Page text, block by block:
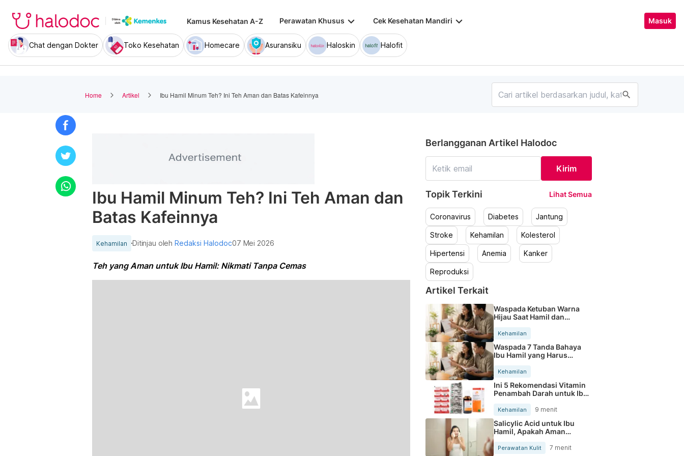
Kamus Kesehatan A-Z Perawatan Khusus keyboard_arrow_down Cek Kesehatan Mandiri keyboard_arrow_down Masuk
Chat dengan Dokter Toko Kesehatan Homecare Asuransiku Haloskin Halofit
Home Artikel Ibu Hamil Minum Teh? Ini Teh Aman dan Batas Kafeinnya search
Ibu Hamil Minum Teh? Ini Teh Aman dan
Batas Kafeinnya
Kehamilan Ditinjau olehRedaksi Halodoc07 Mei 2026
Teh yang Aman untuk Ibu Hamil: Nikmati Tanpa Cemas
Berlangganan Artikel Halodoc
Kirim
Topik Terkini Lihat Semua
Coronavirus Diabetes Jantung
Stroke Kehamilan Kolesterol
Hipertensi Anemia Kanker
Reproduksi
Artikel Terkait
Waspada Ketuban Warna
Hijau Saat Hamil dan
Kehamilan
Waspada 7 Tanda Bahaya
Ibu Hamil yang Harus
Kehamilan
Ini 5 Rekomendasi Vitamin
Penambah Darah untuk Ibu
Kehamilan 9 menit
Salicylic Acid untuk Ibu
Hamil, Apakah Aman
Digunakan?
Perawatan Kulit 7 menit